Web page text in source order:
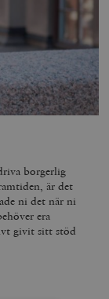
borgerlig
är det
ni det när ni
era
givit sitt stöd